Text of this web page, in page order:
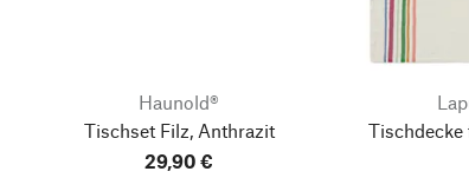
Haunold®
Tischset Filz, Anthrazit
29,90 €
Tischdecke